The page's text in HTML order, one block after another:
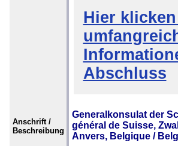
Hier
Abschluss
Anschrift /
Beschreibung
Generalkonsulat der
général de Suisse,
Anvers, Belgique /